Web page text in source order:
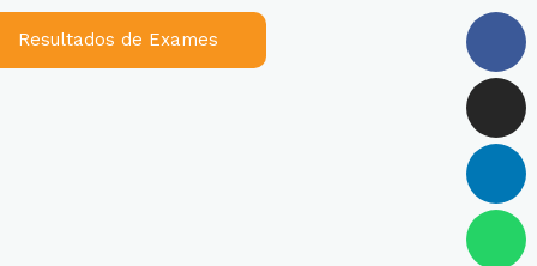
Resultados de Exames